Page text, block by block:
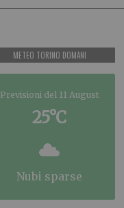
METEO TORINO DOMANI
Previsioni del 11 August
25°C
nubi sparse